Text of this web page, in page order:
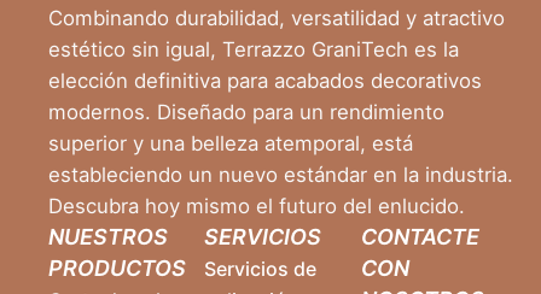
Combinando durabilidad, versatilidad y atractivo
estético sin igual, Terrazzo GraniTech es la
elección definitiva para acabados decorativos
modernos. Diseñado para un rendimiento
superior y una belleza atemporal, está
estableciendo un nuevo estándar en la industria.
Descubra hoy mismo el futuro del enlucido.
NUESTROS
PRODUCTOS
SERVICIOS
Servicios de
CONTACTE
CON